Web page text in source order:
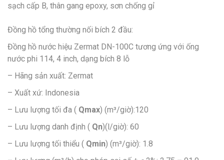
sạch cấp B, thân gang epoxy, sơn chống gỉ
Đồng hồ tổng thường nối bích 2 đầu:
Đồng hồ nước hiệu Zermat DN-100C tương ứng với ống
nước phi 114, 4 inch, dạng bích 8 lỗ
– Hãng sản xuất: Zermat
– Xuất xứ: Indonesia
– Lưu lượng tối đa ( Qmax) (m³/giờ):120
– Lưu lượng danh định ( Qn)(l/giờ): 60
– Lưu lượng tối thiểu ( Qmin) (m³/giờ): 1.8